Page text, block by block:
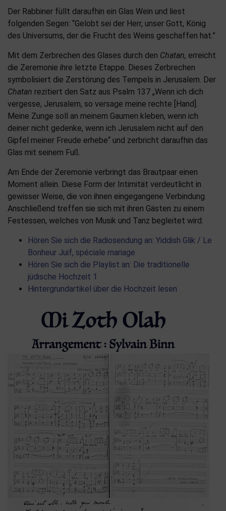
Der Rabbiner füllt daraufhin ein Glas Wein und liest
folgenden Segen: “Gelobt sei der Herr, unser Gott, König
des Universums, der die Frucht des Weins geschaffen hat.”
Mit dem Zerbrechen des Glases durch den Chatan, erreicht
die Zeremonie ihre letzte Etappe. Dieses Zerbrechen
symbolisiert die Zerstörung des Tempels in Jerusalem. Der
Chatan rezitiert den Satz aus Psalm 137 „Wenn ich dich
vergesse, Jerusalem, so versage meine rechte [Hand].
Meine Zunge soll an meinem Gaumen kleben, wenn ich
deiner nicht gedenke, wenn ich Jerusalem nicht auf den
Gipfel meiner Freude erhebe“ und zerbricht daraufhin das
Glas mit seinem Fuß.
Am Ende der Zeremonie verbringt das Brautpaar einen
Moment allein. Diese Form der Intimität verdeutlicht in
gewisser Weise, die von ihnen eingegangene Verbindung.
Anschließend treffen sie sich mit ihren Gästen zu einem
Festessen, welches von Musik und Tanz begleitet wird.
Hören Sie sich die Radiosendung an: Yiddish Glik / Le
Bonheur Juif, spéciale mariage
Hören Sie sich die Playlist an: Die traditionelle
jüdische Hochzeit 1
Hintergrundartikel über die Hochzeit lesen